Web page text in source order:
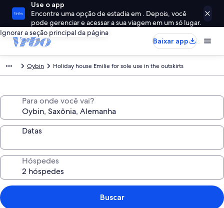
Use o app
Encontre uma opção de estadia em . Depois, você
pode gerenciar e acessar a sua viagem em um só lugar.
Ignorar a seção principal da página
Baixar app
Oybin Holiday house Emilie for sole use in the outskirts
Para onde você vai?
Datas
Hóspedes
Buscar